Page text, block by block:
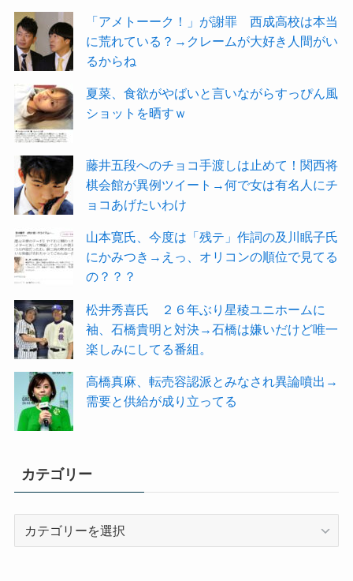
「アメトーーク！」が謝罪 西成高校は本当
に荒れている？→クレームが大好き人間がい
るからね
夏菜、食欲がやばいと言いながらすっぴん風
ショットを晒すｗ
藤井五段へのチョコ手渡しは止めて！関西将
棋会館が異例ツイート→何で女は有名人にチ
ョコあげたいわけ
山本寛氏、今度は「残テ」作詞の及川眠子氏
にかみつき→えっ、オリコンの順位で見てる
の？？？
松井秀喜氏 ２６年ぶり星稜ユニホームに
袖、石橋貴明と対決→石橋は嫌いだけど唯一
楽しみにしてる番組。
高橋真麻、転売容認派とみなされ異論噴出→
需要と供給が成り立ってる
カテゴリー